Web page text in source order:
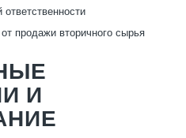
продажи вторичного сырья
И